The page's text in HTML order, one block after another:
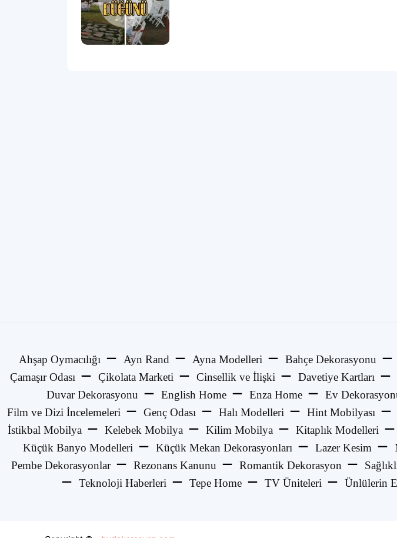
Ahşap Oymacılığı Ayn Rand Ayna Modelleri Bahçe Dekorasyonu
Çamaşır Odası
Çikolata Marketi Cinsellik ve İlişki Davetiye Kartları
Duvar Dekorasyonu
English Home Enza Home Ev
Film ve Dizi İncelemeleri
Genç Odası Halı Modelleri Hint Mobilyası
İstikbal Mobilya
Kelebek Mobilya Kilim Mobilya Kitaplık Modelleri
Küçük Banyo Modelleri
Küçük Mekan Dekorasyonları Lazer Kesim
Pembe Dekorasyonlar
Rezonans Kanunu Romantik Dekorasyon
Teknoloji Haberleri
Tepe Home TV Üniteleri Ünlülerin